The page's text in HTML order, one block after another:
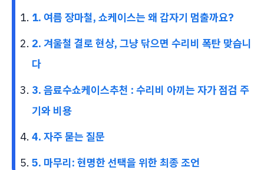
1. 여름 장마철, 쇼케이스는 왜 갑자기 멈출까요?
2. 겨울철 결로 현상, 그냥 닦으면 수리비 폭탄 맞습니
다
3. 음료수쇼케이스추천 : 수리비 아끼는 자가 점검 주
기와 비용
4. 자주 묻는 질문
5. 마무리: 현명한 선택을 위한 최종 조언